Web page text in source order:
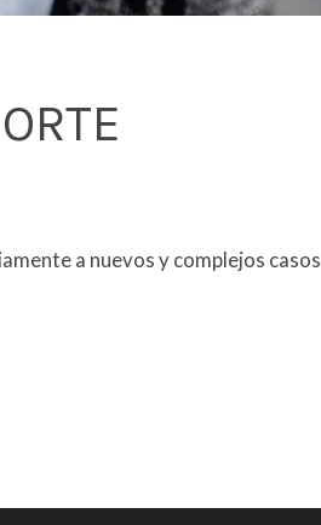
a nuevos y complejos casos